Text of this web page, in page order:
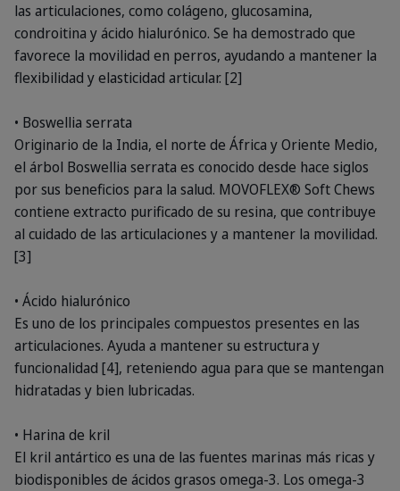
las articulaciones, como colágeno, glucosamina,
condroitina y ácido hialurónico. Se ha demostrado que
favorece la movilidad en perros, ayudando a mantener la
flexibilidad y elasticidad articular. [2]
• Boswellia serrata
Originario de la India, el norte de África y Oriente Medio,
el árbol Boswellia serrata es conocido desde hace siglos
por sus beneficios para la salud. MOVOFLEX® Soft Chews
contiene extracto purificado de su resina, que contribuye
al cuidado de las articulaciones y a mantener la movilidad.
[3]
• Ácido hialurónico
Es uno de los principales compuestos presentes en las
articulaciones. Ayuda a mantener su estructura y
funcionalidad [4], reteniendo agua para que se mantengan
hidratadas y bien lubricadas.
• Harina de kril
El kril antártico es una de las fuentes marinas más ricas y
biodisponibles de ácidos grasos omega-3. Los omega-3